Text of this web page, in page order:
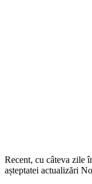
Recent, cu câteva zile
așteptatei actualizări